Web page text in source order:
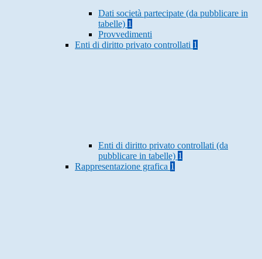
Dati società partecipate (da pubblicare in
tabelle) 1
Provvedimenti
Enti di diritto privato controllati 1
Enti di diritto privato controllati (da
pubblicare in tabelle) 1
Rappresentazione grafica 1